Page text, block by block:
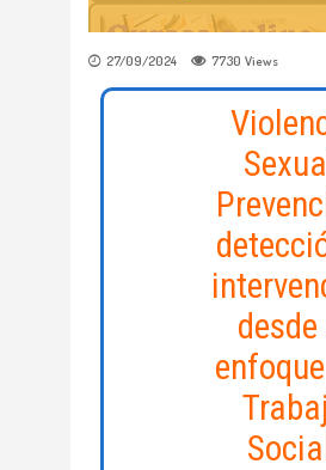
27/09/2024 7730 Views
desde
Social